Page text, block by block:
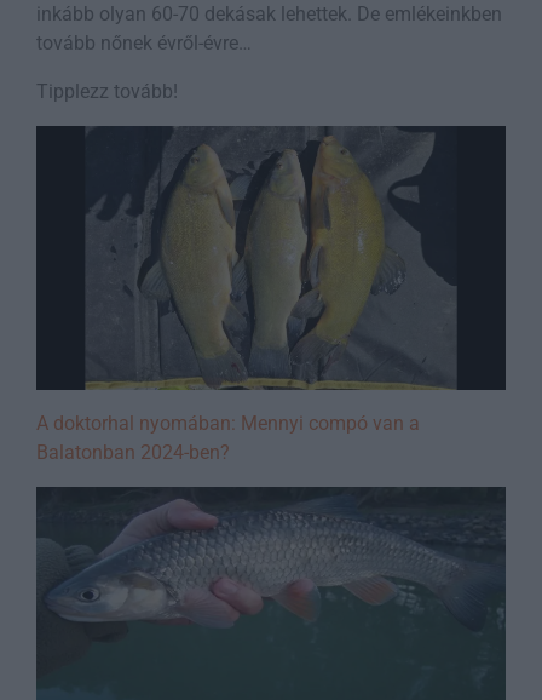
inkább olyan 60-70 dekásak lehettek. De emlékeinkben
tovább nőnek évről-évre…
Tipplezz tovább!
A doktorhal nyomában: Mennyi compó van a
Balatonban 2024-ben?